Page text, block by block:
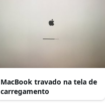
MacBook travado na tela de
carregamento